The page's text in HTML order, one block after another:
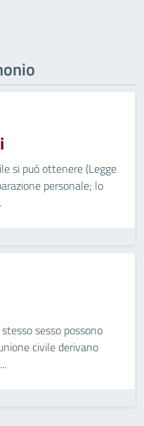
si può ottenere (Legge
personale; lo
sesso possono
civile derivano